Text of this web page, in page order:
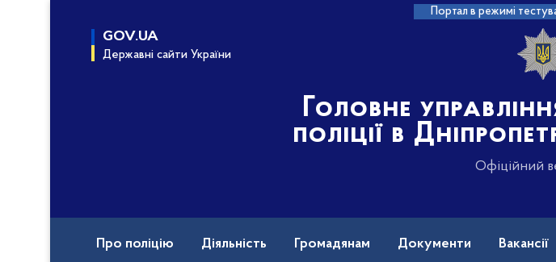
Портал в режимі
GOV.UA
Державні сайти України
Головне
поліції в
Офіційний
Про поліцію Діяльність Громадянам Документи Вакансії